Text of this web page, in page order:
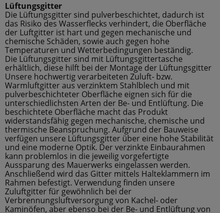
Lüftungsgitter
Die Lüftungsgitter sind pulverbeschichtet, dadurch ist
das Risiko des Wasserflecks verhindert, die Oberfläche
der Luftgitter ist hart und gegen mechanische und
chemische Schäden, sowie auch gegen hohe
Temperaturen und Wetterbedingungen beständig.
Die Lüftungsgitter sind mit Lüftungsgittertasche
erhältlich, diese hilft bei der Montage der Lüftungsgitter
Unsere hochwertig verarbeiteten Zuluft- bzw.
Warmluftgitter aus verzinktem Stahlblech und mit
pulverbeschichteter Oberfläche eignen sich für die
unterschiedlichsten Arten der Be- und Entlüftung. Die
beschichtete Oberfläche macht das Produkt
widerstandsfähig gegen mechanische, chemische und
thermische Beanspruchung. Aufgrund der Bauweise
verfügen unsere Lüftungsgitter über eine hohe Stabilität
und eine moderne Optik. Der verzinkte Einbaurahmen
kann problemlos in die jeweilig vorgefertigte
Aussparung des Mauerwerks eingelassen werden.
Anschließend wird das Gitter mittels Halteklammern im
Rahmen befestigt. Verwendung finden unsere
Zuluftgitter für gewöhnlich bei der
Verbrennungsluftversorgung von Kachel- oder
Kaminöfen, aber ebenso bei der Be- und Entlüftung von